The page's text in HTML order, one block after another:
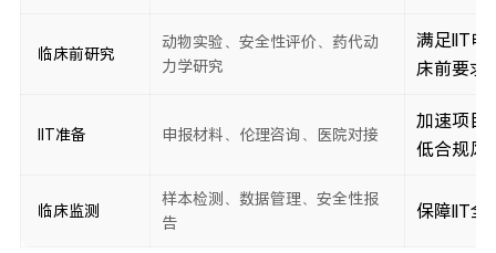
临床前研究
动物实验、安全性评价、药代动
力学研究
满足IIT申
床前要求
IIT准备 申报材料、伦理咨询、医院对接
加速项目
低合规风
临床监测
样本检测、数据管理、安全性报
告
保障IIT全